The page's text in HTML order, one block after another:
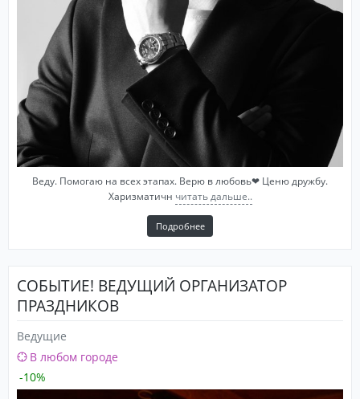
Веду. Помогаю на всех этапах. Верю в любовь❤ Ценю дружбу.
Харизматичн читать дальше..
Подробнее
СОБЫТИЕ! ВЕДУЩИЙ ОРГАНИЗАТОР
ПРАЗДНИКОВ
Ведущие
В любом городе
-10%